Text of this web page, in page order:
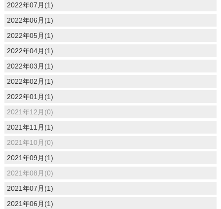
2022年07月(1)
2022年06月(1)
2022年05月(1)
2022年04月(1)
2022年03月(1)
2022年02月(1)
2022年01月(1)
2021年12月(0)
2021年11月(1)
2021年10月(0)
2021年09月(1)
2021年08月(0)
2021年07月(1)
2021年06月(1)